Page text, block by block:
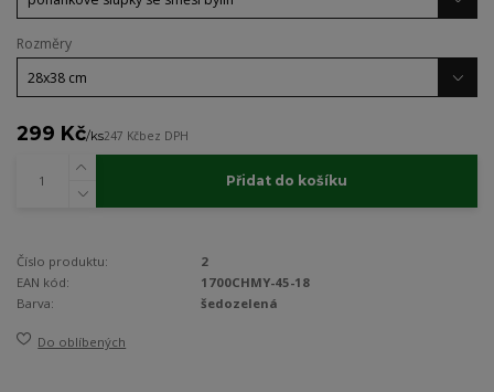
Rozměry
299 Kč/ks247 Kčbez DPH
Přidat do košíku
Číslo produktu:
2
EAN kód:
1700CHMY-45-18
Barva:
šedozelená
Do oblíbených